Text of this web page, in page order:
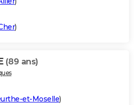
)
(89 ans)
et-Moselle)